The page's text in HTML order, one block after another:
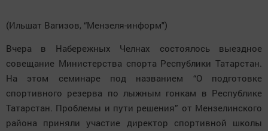
(Ильшат Вагизов, “Мензеля-информ")
Вчера в Набережных Челнах состоялось выездное
совещание Министерства спорта Республики Татарстан.
На этом семинаре под названием “О подготовке
спортивного резерва по лыжным гонкам в Республике
Татарстан. Проблемы и пути решения” от Мензелинского
района приняли участие директор спортивной школы